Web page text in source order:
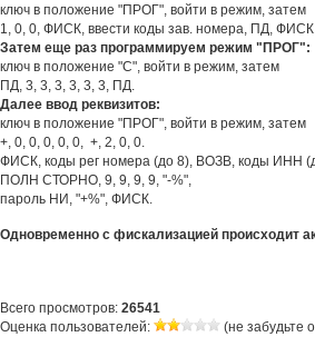
ключ в положение "ПРОГ", войти в режим, затем
1, 0, 0, ФИСК, ввести коды зав. номера, ПД,
Затем еще раз программируем режим "ПРОГ":
ключ в положение "С", войти в режим, затем
ПД, 3, 3, 3, 3, 3, 3, ПД.
Далее ввод реквизитов:
ключ в положение "ПРОГ", войти в режим, затем
+, 0, 0, 0, 0, 0, +, 2, 0, 0.
ФИСК, коды рег номера (до 8), ВОЗВ, коды ИНН
ПОЛН СТОРНО, 9, 9, 9, 9, "-%",
пароль НИ, "+%", ФИСК.
Одновременно с фискализацией происходит
Всего просмотров: 26541
Оценка пользователей:
(не забудьте